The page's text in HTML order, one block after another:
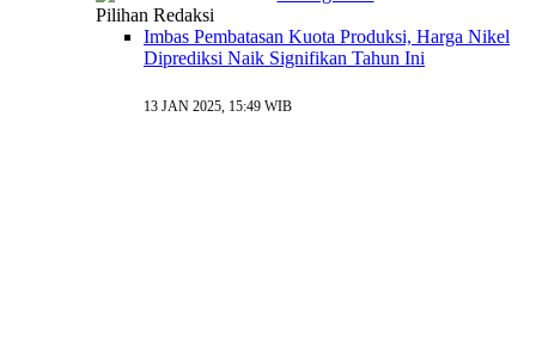
Pilihan Redaksi
Imbas Pembatasan Kuota Produksi, Harga Nikel
Diprediksi Naik Signifikan Tahun Ini
13 JAN 2025, 15:49 WIB